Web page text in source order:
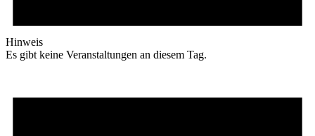
Hinweis
Es gibt keine Veranstaltungen an diesem Tag.